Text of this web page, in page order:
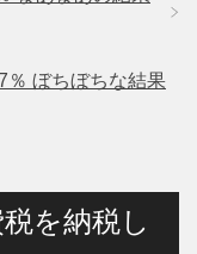
％ ぼちぼちな結果
を納税し